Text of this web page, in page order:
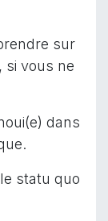
sur
si vous ne
dans
statu quo